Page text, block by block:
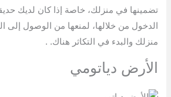
تضمينها في منزلك، خاصة إذا كان لديك
الدخول من خلالها، لمنعها من الوصول إلى
منزلك والبدء في التكاثر هناك. .
الأرض دياتومي